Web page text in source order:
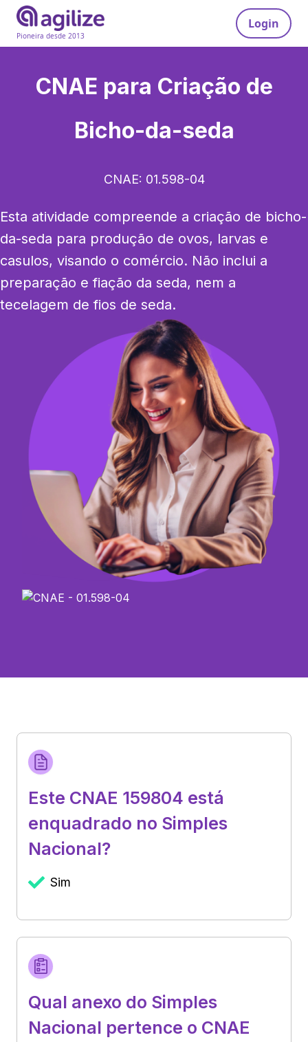
Pioneira desde 2013
Login
CNAE para Criação de
Bicho-da-seda
CNAE: 01.598-04
Esta atividade compreende a criação de bicho-
da-seda para produção de ovos, larvas e
casulos, visando o comércio. Não inclui a
preparação e fiação da seda, nem a
tecelagem de fios de seda.
Este CNAE 159804 está
enquadrado no Simples
Nacional?
Sim
Qual anexo do Simples
Nacional pertence o CNAE